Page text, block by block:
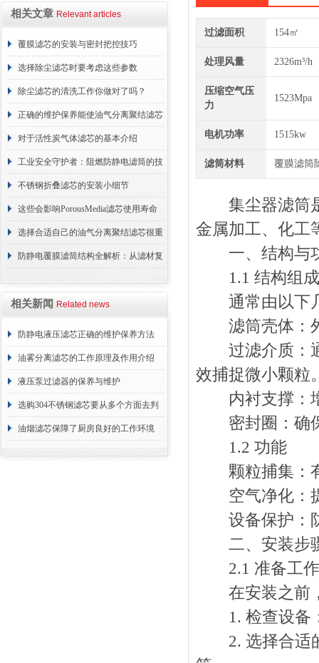
相关文章 Relevant articles
覆膜滤芯的安装与密封把控技巧
选择除尘滤芯时要考虑这些参数
除尘滤芯的清洗工作你做对了吗？
正确的维护保养能使油气分离聚结滤芯
长期稳定运行
对于活性炭气体滤芯的基本介绍
工业安全守护者：阻燃防静电滤筒的技
术原理与应用解析
不锈钢折叠滤芯的安装小细节
这些会影响PorousMedia滤芯使用寿命
的因素要注意避免
选择合适自己的油气分离聚结滤芯很重
要
防静电覆膜滤筒结构全解析：从滤材复
相关新闻 Related news
防静电液压滤芯正确的维护保养方法
油雾分离滤芯的工作原理及作用介绍
液压泵过滤器的保养与维护
选购304不锈钢滤芯要从多个方面去判
断
油烟滤芯保障了厨房良好的工作环境
过滤面积 154㎡
处理风量 2326m³/h
压缩空气压
力
1523Mpa
电机功率 1515kw
滤筒材料 覆膜滤筒
集尘器滤筒是
金属加工、化工
一、结构与
1.1 结构组成
通常由以下
滤筒壳体：外
过滤介质：通
效捕捉微小颗粒
内衬支撑：增
密封圈：确保
1.2 功能
颗粒捕集：有
空气净化：提
设备保护：防
二、安装步
2.1 准备工作
在安装之前，
1. 检查设备：
2. 选择合适的